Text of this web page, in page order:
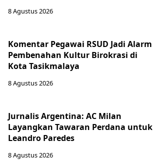
8 Agustus 2026
Komentar Pegawai RSUD Jadi Alarm
Pembenahan Kultur Birokrasi di
Kota Tasikmalaya
8 Agustus 2026
Jurnalis Argentina: AC Milan
Layangkan Tawaran Perdana untuk
Leandro Paredes
8 Agustus 2026